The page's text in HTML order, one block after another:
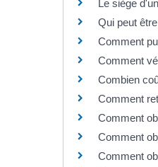
Le siège
Qui peut
Comment
Comment
Combien
Comment
Comment
Comment
Comment